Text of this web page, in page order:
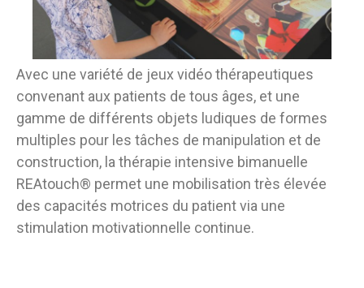
Avec une variété de jeux vidéo thérapeutiques
convenant aux patients de tous âges, et une
gamme de différents objets ludiques de formes
multiples pour les tâches de manipulation et de
construction, la thérapie intensive bimanuelle
REAtouch® permet une mobilisation très élevée
des capacités motrices du patient via une
stimulation motivationnelle continue.